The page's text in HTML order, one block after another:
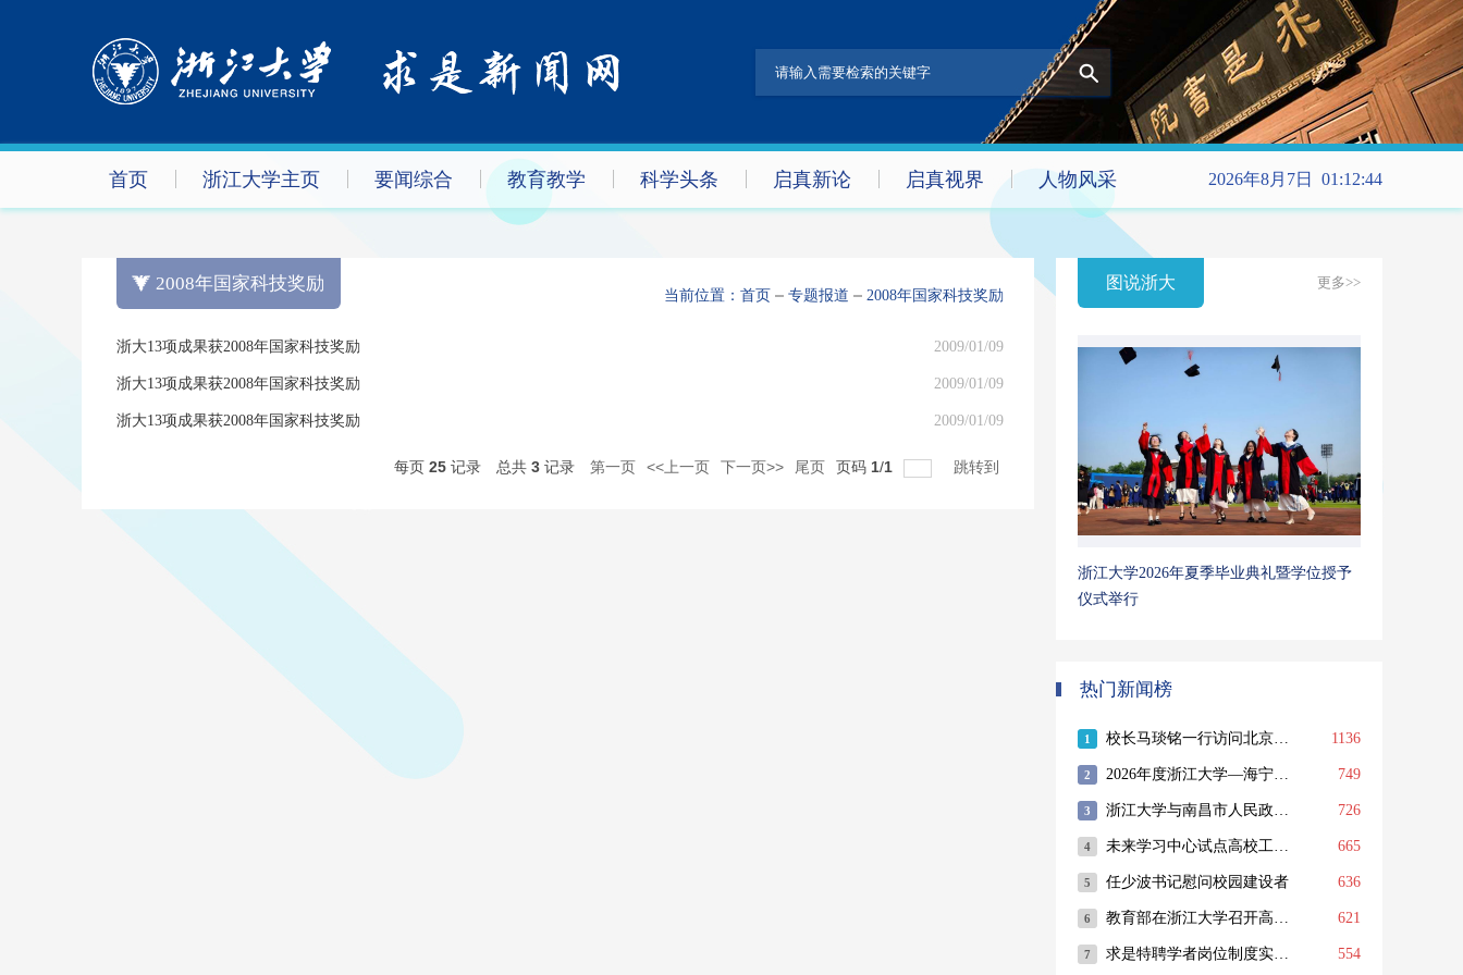
首页 浙江大学主页 要闻综合 教育教学 科学头条 启真新论 启真视界 人物风采 2026年8月7日 01:12:44
2008年国家科技奖励
当前位置： 首页 专题报道 2008年国家科技奖励
浙大13项成果获2008年国家科技奖励 2009/01/09
浙大13项成果获2008年国家科技奖励 2009/01/09
浙大13项成果获2008年国家科技奖励 2009/01/09
每页 25记录 总共 3记录 第一页 <<上一页 下一页>> 尾页 页码 1/1 跳转到
图说浙大 更多>>
浙江大学2026年夏季毕业典礼暨学位授予
仪式举行
热门新闻榜